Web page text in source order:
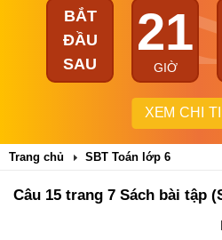
BẮT
ĐẦU
SAU
21
GIỜ
XEM CHI
Trang chủ SBT Toán lớp 6
Câu 15 trang 7 Sách bài tập